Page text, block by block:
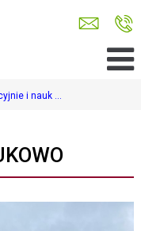
i nauk ...